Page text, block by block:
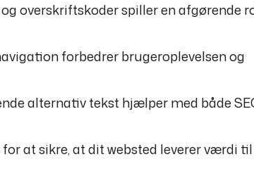
overskriftskoder spiller en afgørende
forbedrer brugeroplevelsen og
alternativ tekst hjælper med både
at sikre, at dit websted leverer værdi